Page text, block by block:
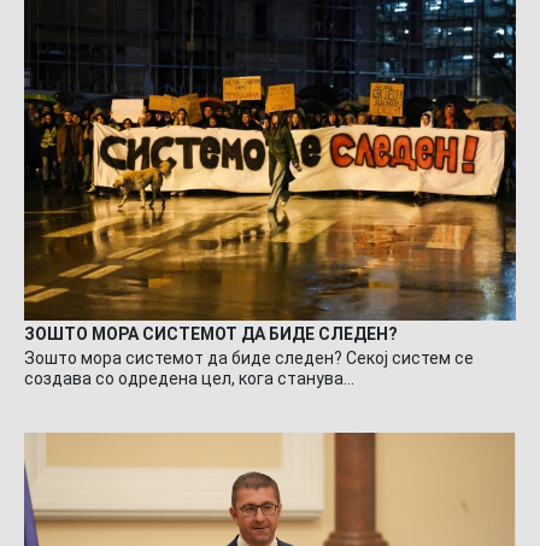
ЗОШТО МОРА СИСТЕМОТ ДА БИДЕ СЛЕДЕН?
Зошто мора системот да биде следен? Секој систем се
создава со одредена цел, кога станува…